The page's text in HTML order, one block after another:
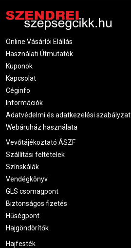
Online Vásárlói Elállás
Használati Útmutatók
Kuponok
Kapcsolat
Céginfo
Információk
Adatvédelmi és adatkezelési szabályzat
Webáruház használata
Vevőtájékoztató ÁSZF
Szállítási feltételek
Színskálák
Vendégkönyv
GLS csomagpont
Biztonságos fizetés
Hűségpont
Hajgöndörítők
Hajfesték